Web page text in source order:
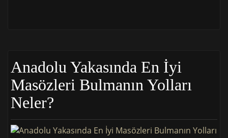
Anadolu Yakasında En İyi
Masözleri Bulmanın Yolları
Neler?